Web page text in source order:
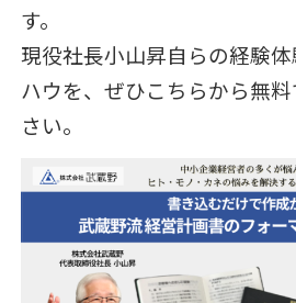
す。
現役社長小山昇自らの経験
ハウを、ぜひこちらから無
さい。